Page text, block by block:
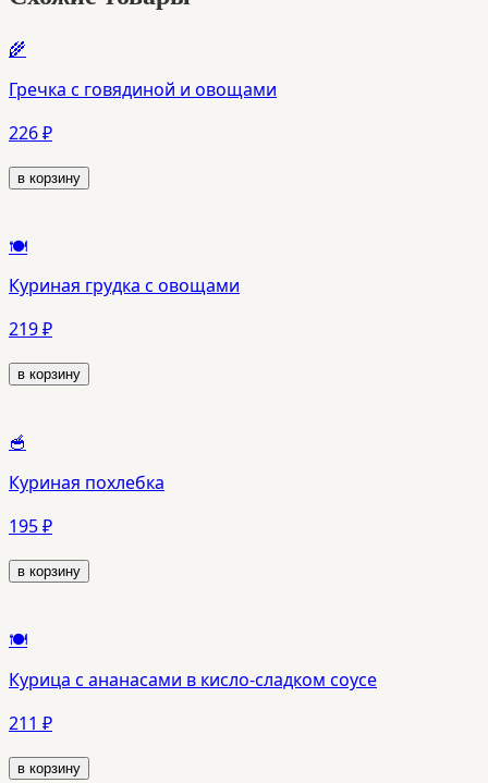
🌾
Гречка с говядиной и овощами
226 ₽
в корзину
🍽️
Куриная грудка с овощами
219 ₽
в корзину
🥣
Куриная похлебка
195 ₽
в корзину
🍽️
Курица с ананасами в кисло-сладком соусе
211 ₽
в корзину